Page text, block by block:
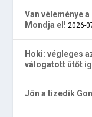
Van véleménye
Mondja el! 2026-
Hoki: végleges
válogatott ütőt
Jön a tizedik